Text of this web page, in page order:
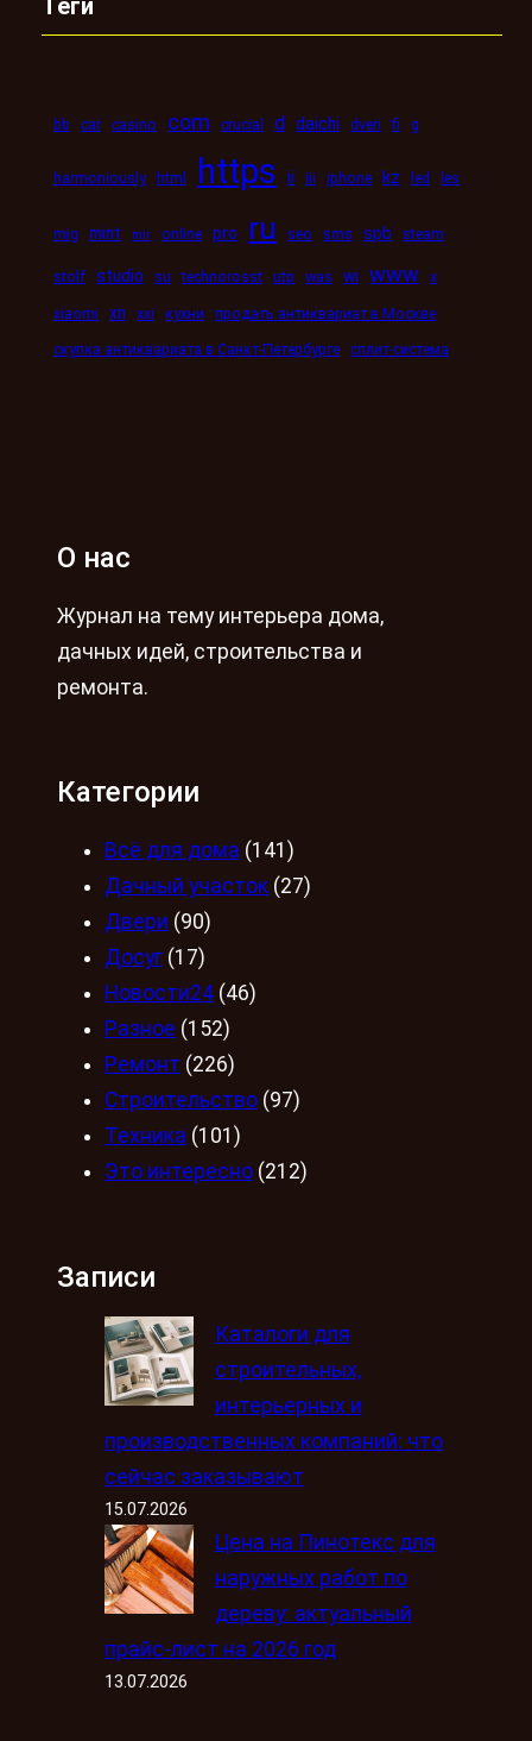
Теги
bb car casino com crucial d daichi dveri fi g
harmoniously html https ii iii iphone kz led les
mig mint mir online pro ru seo sms spb steam
stolf studio su technorosst utp was wi www x
xiaomi xn xxi кухни
продать антиквариат в Москве
скупка антиквариата в Санкт-Петербурге сплит-система
О нас
Журнал на тему интерьера дома,
дачных идей, строительства и
ремонта.
Категории
Всё для дома (141)
Дачный участок (27)
Двери (90)
Досуг (17)
Новости24 (46)
Разное (152)
Ремонт (226)
Строительство (97)
Техника (101)
Это интересно (212)
Записи
Каталоги для
строительных,
интерьерных и
производственных компаний: что
сейчас заказывают
15.07.2026
Цена на Пинотекс для
наружных работ по
дереву: актуальный
прайс-лист на 2026 год
13.07.2026